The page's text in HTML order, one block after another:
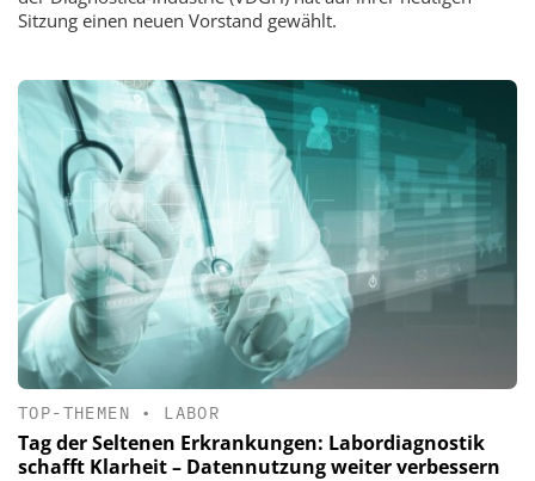
Sitzung einen neuen Vorstand gewählt.
TOP-THEMEN • LABOR
Tag der Seltenen Erkrankungen: Labordiagnostik
schafft Klarheit – Datennutzung weiter verbessern